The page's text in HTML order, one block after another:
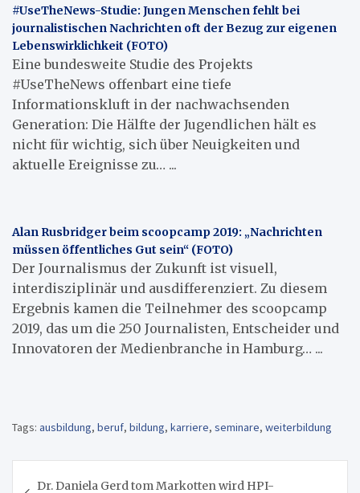
#UseTheNews-Studie: Jungen Menschen fehlt bei
journalistischen Nachrichten oft der Bezug zur eigenen
Lebenswirklichkeit (FOTO)
Eine bundesweite Studie des Projekts
#UseTheNews offenbart eine tiefe
Informationskluft in der nachwachsenden
Generation: Die Hälfte der Jugendlichen hält es
nicht für wichtig, sich über Neuigkeiten und
aktuelle Ereignisse zu… ...
Alan Rusbridger beim scoopcamp 2019: „Nachrichten
müssen öffentliches Gut sein“ (FOTO)
Der Journalismus der Zukunft ist visuell,
interdisziplinär und ausdifferenziert. Zu diesem
Ergebnis kamen die Teilnehmer des scoopcamp
2019, das um die 250 Journalisten, Entscheider und
Innovatoren der Medienbranche in Hamburg… ...
Tags: ausbildung, beruf, bildung, karriere, seminare, weiterbildung
Dr. Daniela Gerd tom Markotten wird HPI-